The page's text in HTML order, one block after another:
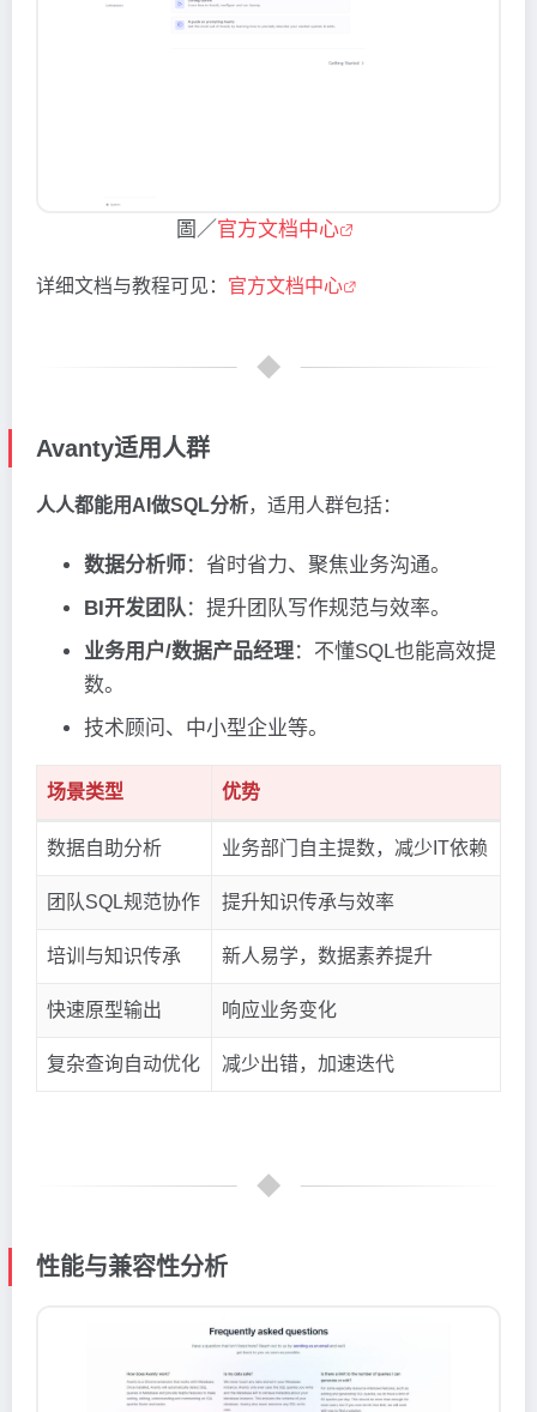
圖／官方文档中心
详细文档与教程可见： 官方文档中心
Avanty适用人群
人人都能用AI做SQL分析，适用人群包括：
数据分析师：省时省力、聚焦业务沟通。
BI开发团队：提升团队写作规范与效率。
业务用户/数据产品经理：不懂SQL也能高效提
数。
技术顾问、中小型企业等。
场景类型 优势
数据自助分析 业务部门自主提数，减少IT依赖
团队SQL规范协作 提升知识传承与效率
培训与知识传承 新人易学，数据素养提升
快速原型输出 响应业务变化
复杂查询自动优化 减少出错，加速迭代
性能与兼容性分析